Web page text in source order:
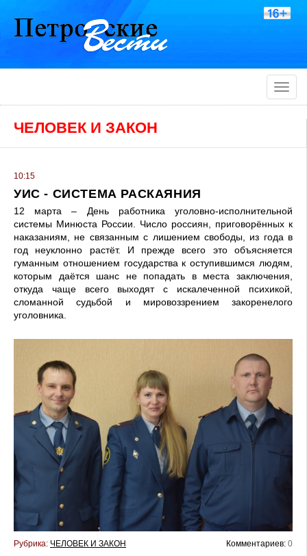
Toggle
ЧЕЛОВЕК И ЗАКОН
10:15
УИС - СИСТЕМА РАСКАЯНИЯ
12 марта – День работника уголовно-исполнительной
системы Минюста России. Число россиян, приговорённых к
наказаниям, не связанным с лишением свободы, из года в
год неуклонно растёт. И прежде всего это объясняется
гуманным отношением государства к оступившимся людям,
которым даётся шанс не попадать в места заключения,
откуда чаще всего выходят с искалеченной психикой,
сломанной судьбой и мировоззрением закоренелого
уголовника.
Рубрика: ЧЕЛОВЕК И ЗАКОН Комментариев: 0